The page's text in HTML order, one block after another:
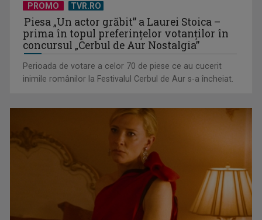
noaptea dintre ani
Luminița Anghel aduce eleganță și forță vocală în Revelionul
PROMO TVR.RO
Piesa „Un actor grăbit” a Laurei Stoica –
prima în topul preferinţelor votanţilor în
concursul „Cerbul de Aur Nostalgia”
Perioada de votare a celor 70 de piese ce au cucerit
inimile românilor la Festivalul Cerbul de Aur s-a încheiat.